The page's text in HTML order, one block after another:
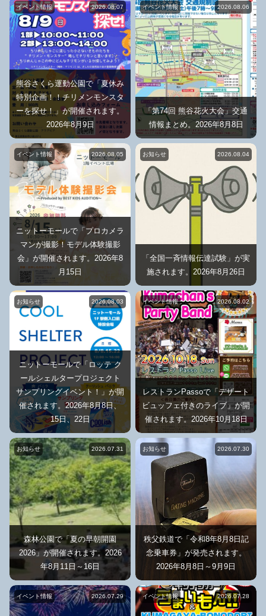
イベント情報 2026.08.07
熊谷さくら運動公園で「夏休み
特別企画！！チリメンモンスタ
ーを探せ！」が開催されます。
2026年8月9日
イベント情報 2026.08.06
「第74回 熊谷花火大会」交通
情報まとめ。2026年8月8日
イベント情報 2026.08.05
ニットーモールで「プロカメラ
マンが撮影！モデル体験撮影
会」が開催されます。2026年8
月15日
お知らせ 2026.08.04
「全国一斉情報伝達試験」が実
施されます。2026年8月26日
お知らせ 2026.08.03
ニットーモールで「ロッテ ク
ールシェルタープロジェクト
サンプリングイベント！」が開
催されます。2026年8月8日、
15日、22日
イベント情報 2026.08.02
レストランPassoで「デザート
ビュッフェ付きのライブ」が開
催されます。2026年10月18日
お知らせ 2026.07.31
森林公園で「夏の早朝開園
2026」が開催されます。2026
年8月11日～16日
お知らせ 2026.07.30
秩父鉄道で「令和8年8月8日記
念乗車券」が発売されます。
2026年8月8日～9月9日
イベント情報 2026.07.29 イベント情報 2026.07.28